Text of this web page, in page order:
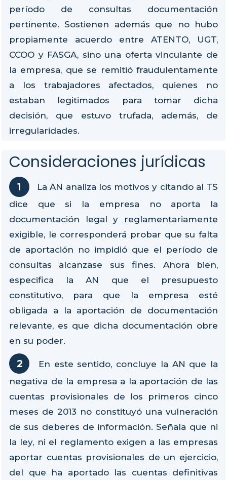
período de consultas documentación
pertinente. Sostienen además que no hubo
propiamente acuerdo entre ATENTO, UGT,
CCOO y FASGA, sino una oferta vinculante de
la empresa, que se remitió fraudulentamente
a los trabajadores afectados, quienes no
estaban legitimados para tomar dicha
decisión, que estuvo trufada, además, de
irregularidades.
Consideraciones jurídicas
La AN analiza los motivos y citando al TS
dice que si la empresa no aporta la
documentación legal y reglamentariamente
exigible, le corresponderá probar que su falta
de aportación no impidió que el período de
consultas alcanzase sus fines. Ahora bien,
especifica la AN que el presupuesto
constitutivo, para que la empresa esté
obligada a la aportación de documentación
relevante, es que dicha documentación obre
en su poder.
En este sentido, concluye la AN que la
negativa de la empresa a la aportación de las
cuentas provisionales de los primeros cinco
meses de 2013 no constituyó una vulneración
de sus deberes de información. Señala que ni
la ley, ni el reglamento exigen a las empresas
aportar cuentas provisionales de un ejercicio,
del que ha aportado las cuentas definitivas